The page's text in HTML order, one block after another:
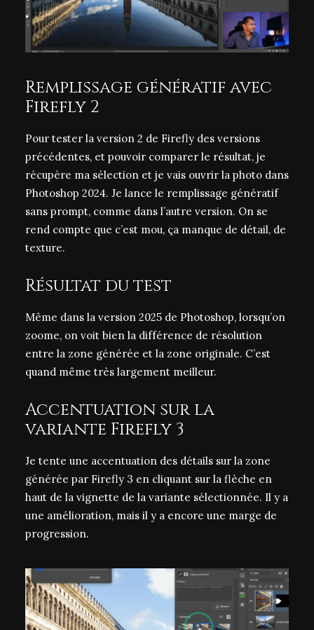
Remplissage génératif avec
Firefly 2
Pour tester la version 2 de Firefly des versions
précédentes, et pouvoir comparer le résultat, je
récupère ma sélection et je vais ouvrir la photo dans
Photoshop 2024. Je lance le remplissage génératif
sans prompt, comme dans l’autre version. On se
rend compte que c’est mou, ça manque de détail, de
texture.
Résultat du test
Même dans la version 2025 de Photoshop, lorsqu’on
zoome, on voit bien la différence de résolution
entre la zone générée et la zone originale. C’est
quand même très largement meilleur.
Accentuation sur la
variante Firefly 3
Je tente une accentuation des détails sur la zone
générée par Firefly 3 en cliquant sur la flèche en
haut de la vignette de la variante sélectionnée. Il y a
une amélioration, mais il y a encore une marge de
progression.